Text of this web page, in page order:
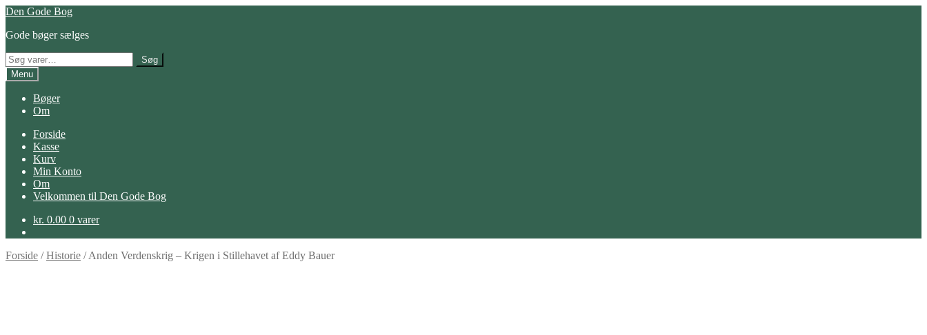
Spring
navigation
Spring
indhold
Den Gode Bog
Gode bøger sælges
Søg
efter:
Søg
Menu
Bøger
Om
Forside
Kasse
Kurv
Min Konto
Om
Velkommen til Den Gode Bog
kr. 0.00 0 varer
Forside /Historie /Anden Verdenskrig – Krigen i Stillehavet af Eddy Bauer